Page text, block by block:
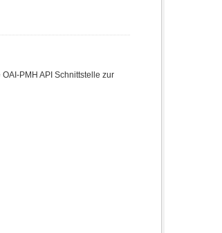
PMH API Schnittstelle zur